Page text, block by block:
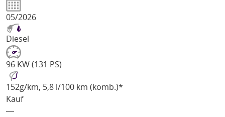
05/2026
Diesel
96 KW (131 PS)
152g/km, 5,8 l/100 km (komb.)*
Kauf
―